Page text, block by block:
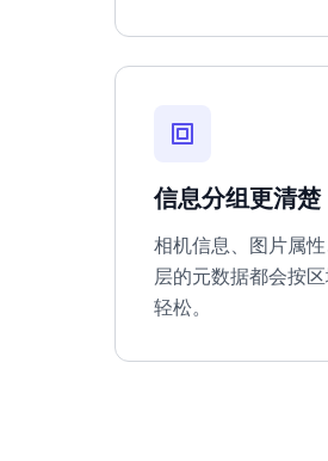
信息分组更清楚
相机信息、图片属
层的元数据都会按
轻松。